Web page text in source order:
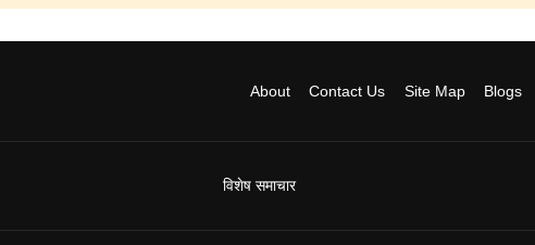
About Contact Us Site Map Blogs
विशेष समाचार